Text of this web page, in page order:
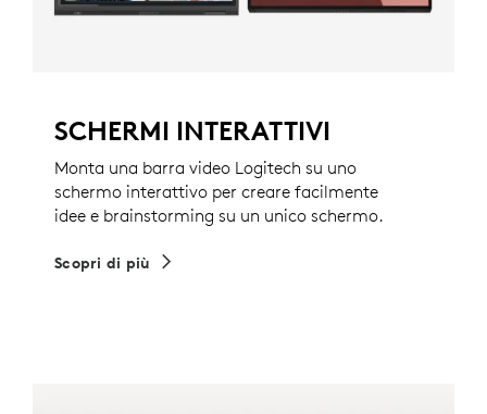
SCHERMI INTERATTIVI
Monta una barra video Logitech su uno
schermo interattivo per creare facilmente
idee e brainstorming su un unico schermo.
Scopri di più